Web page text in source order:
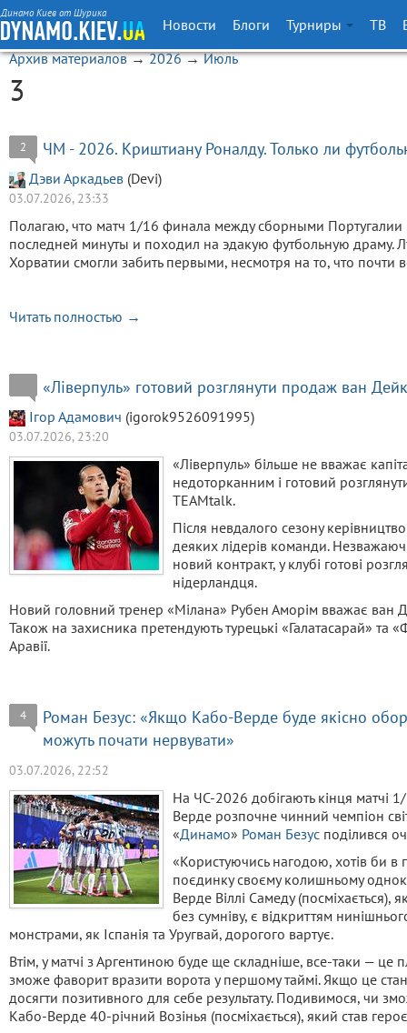
Динамо Киев от Шурика
Новости Блоги Турниры ТВ
Архив материалов→2026→Июль
3
2 ЧМ - 2026. Криштиану Роналду. Только ли
Дэви Аркадьев (Devi)
03.07.2026, 23:33
Полагаю, что матч 1/16 финала между сборными
последней минуты и походил на эдакую футбольную драму.
Хорватии смогли забить первыми, несмотря на то, что почти
Читать полностью →
«Ліверпуль» готовий розглянути продаж ван
Ігор Адамович (igorok9526091995)
03.07.2026, 23:20
«Ліверпуль» більше не вважає
недоторканним і готовий
TEAMtalk.
Після невдалого сезону
деяких лідерів команди.
новий контракт, у клубі готові
нідерландця.
Новий головний тренер «Мілана» Рубен Аморім вважає ван
Також на захисника претендують турецькі «Галатасарай» та
Аравії.
4
Роман Безус: «Якщо Кабо-Верде буде якісно
можуть почати нервувати»
03.07.2026, 22:52
На ЧС-2026 добігають кінця матчі
Верде розпочне чинний чемпіон
«Динамо» Роман Безус поділився
«Користуючись нагодою, хотів би в
поєдинку своєму колишньому
Верде Віллі Самеду (посміхається),
без сумніву, є відкриттям
монстрами, як Іспанія та Уругвай, дорогого вартує.
Втім, у матчі з Аргентиною буде ще складніше, все-таки — це
зможе фаворит вразити ворота у першому таймі. Якщо це
досягти позитивного для себе результату. Подивимося, чи
Кабо-Верде 40-річний Возінья (посміхається), який став